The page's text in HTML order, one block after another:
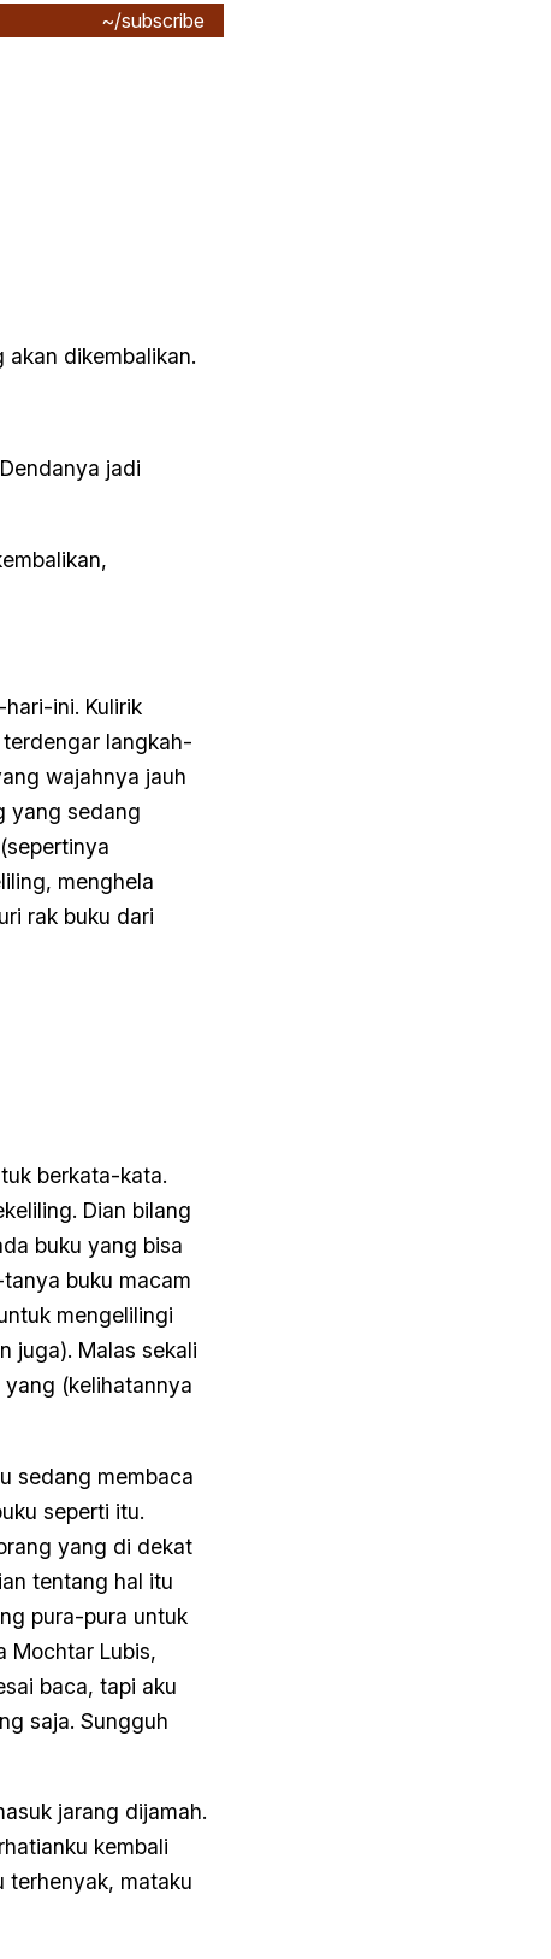
~/subscribe
dikembalikan.
jadi
ini. Kulirik
langkah-
wajahnya jauh
yang sedang
menghela
rak buku dari
berkata-kata.
Dian bilang
buku yang bisa
buku macam
mengelilingi
juga). Malas sekali
(kelihatannya
sedang membaca
seperti itu.
yang di dekat
tentang hal itu
pura-pura untuk
Mochtar Lubis,
baca, tapi aku
saja. Sungguh
jarang dijamah.
kembali
mataku